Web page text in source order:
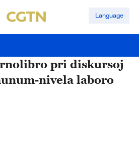
Language
pri diskursoj
nivela laboro